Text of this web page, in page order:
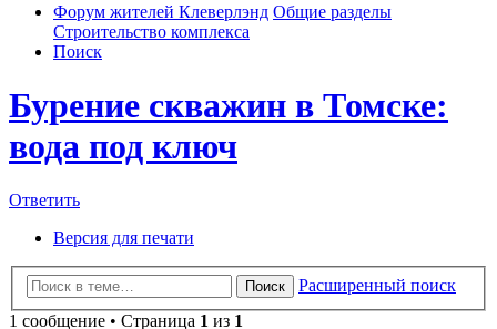
Форум жителей Клеверлэнд Общие разделы
Строительство комплекса
Поиск
Бурение скважин в Томске:
вода под ключ
Ответить
Версия для печати
Поиск
Расширенный поиск
1 сообщение • Страница 1 из 1